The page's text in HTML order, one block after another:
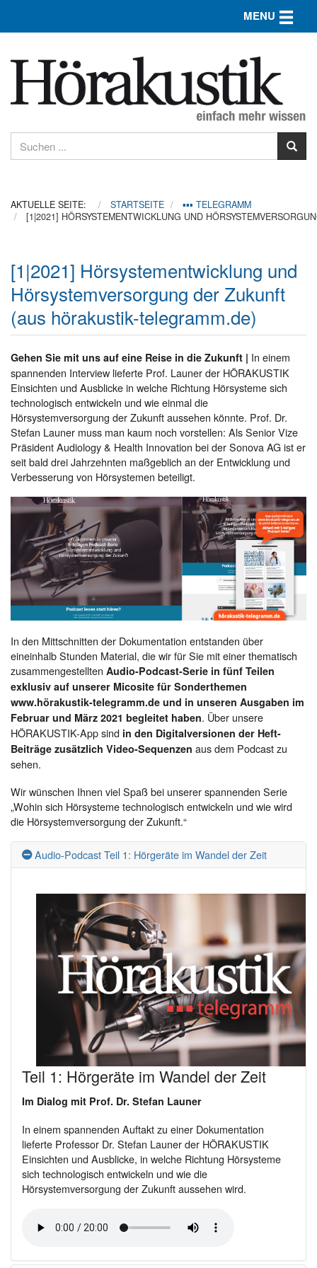
MENU Toggle
AKTUELLE SEITE: STARTSEITE
▪▪▪ TELEGRAMM
[1|2021] HÖRSYSTEMENTWICKLUNG UND
[1|2021] Hörsystementwicklung und
Hörsystemversorgung der Zukunft
(aus hörakustik-telegramm.de)
Gehen Sie mit uns auf eine Reise in die Zukunft | In einem
spannenden Interview lieferte Prof. Launer der HÖRAKUSTIK
Einsichten und Ausblicke in welche Richtung Hörsysteme sich
technologisch entwickeln und wie einmal die
Hörsystemversorgung der Zukunft aussehen könnte. Prof. Dr.
Stefan Launer muss man kaum noch vorstellen: Als Senior Vize
Präsident Audiology & Health Innovation bei der Sonova AG ist er
seit bald drei Jahrzehnten maßgeblich an der Entwicklung und
Verbesserung von Hörsystemen beteiligt.
In den Mittschnitten der Dokumentation entstanden über
eineinhalb Stunden Material, die wir für Sie mit einer thematisch
zusammengestellten Audio-Podcast-Serie in fünf Teilen
exklusiv auf unserer Micosite für Sonderthemen
www.hörakustik-telegramm.de und in unseren Ausgaben im
Februar und März 2021 begleitet haben. Über unsere
HÖRAKUSTIK-App sind in den Digitalversionen der Heft-
Beiträge zusätzlich Video-Sequenzen aus dem Podcast zu
sehen.
Wir wünschen Ihnen viel Spaß bei unserer spannenden Serie
„Wohin sich Hörsysteme technologisch entwickeln und wie wird
die Hörsystemversorgung der Zukunft.“
Audio-Podcast Teil 1: Hörgeräte im Wandel der Zeit
Teil 1: Hörgeräte im Wandel der Zeit
Im Dialog mit Prof. Dr. Stefan Launer
In einem spannenden Auftakt zu einer Dokumentation
lieferte Professor Dr. Stefan Launer der HÖRAKUSTIK
Einsichten und Ausblicke, in welche Richtung Hörsysteme
sich technologisch entwickeln und wie die
Hörsystemversorgung der Zukunft aussehen wird.